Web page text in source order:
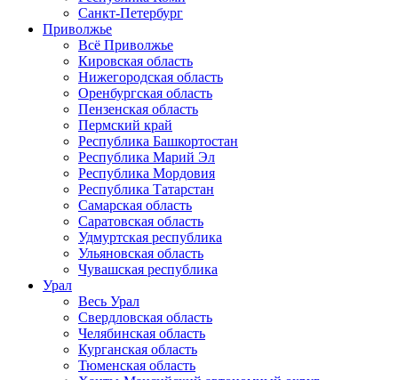
Санкт-Петербург
Приволжье
Всё Приволжье
Кировская область
Нижегородская область
Оренбургская область
Пензенская область
Пермский край
Республика Башкортостан
Республика Марий Эл
Республика Мордовия
Республика Татарстан
Самарская область
Саратовская область
Удмуртская республика
Ульяновская область
Чувашская республика
Урал
Весь Урал
Свердловская область
Челябинская область
Курганская область
Тюменская область